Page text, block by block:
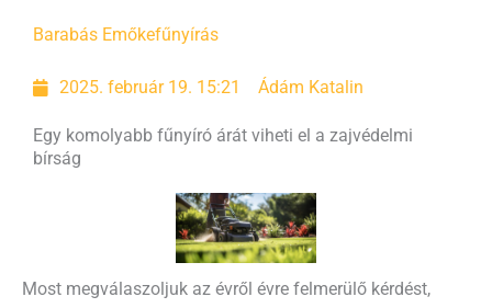
Barabás Emőkefűnyírás
2025. február 19. 15:21 Ádám Katalin
Egy komolyabb fűnyíró árát viheti el a zajvédelmi
bírság
Most megválaszoljuk az évről évre felmerülő kérdést,